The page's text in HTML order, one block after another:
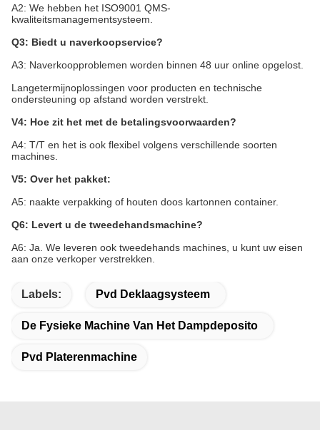
A2: We hebben het ISO9001 QMS-
kwaliteitsmanagementsysteem.
Q3: Biedt u naverkoopservice?
A3: Naverkoopproblemen worden binnen 48 uur online opgelost.
Langetermijnoplossingen voor producten en technische
ondersteuning op afstand worden verstrekt.
V4: Hoe zit het met de betalingsvoorwaarden?
A4: T/T en het is ook flexibel volgens verschillende soorten
machines.
V5: Over het pakket:
A5: naakte verpakking of houten doos kartonnen container.
Q6: Levert u de tweedehandsmachine?
A6: Ja. We leveren ook tweedehands machines, u kunt uw eisen
aan onze verkoper verstrekken.
Labels: Pvd Deklaagsysteem
De Fysieke Machine Van Het Dampdeposito
Pvd Platerenmachine